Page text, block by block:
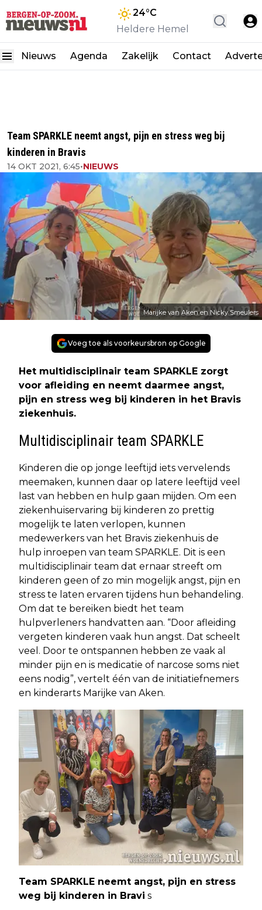
24°C
Heldere Hemel
Nieuws Agenda Zakelijk Contact
Team SPARKLE neemt angst, pijn en stress weg bij
kinderen in Bravis
14 OKT 2021, 6:45•NIEUWS
Marijke van Aken en Nicky Smeulers
Voeg toe als voorkeursbron op Google
Het multidisciplinair team SPARKLE zorgt
voor afleiding en neemt daarmee angst,
pijn en stress weg bij kinderen in het Bravis
ziekenhuis.
Multidisciplinair team SPARKLE
Kinderen die op jonge leeftijd iets vervelends
meemaken, kunnen daar op latere leeftijd veel
last van hebben en hulp gaan mijden. Om een
ziekenhuiservaring bij kinderen zo prettig
mogelijk te laten verlopen, kunnen
medewerkers van het Bravis ziekenhuis de
hulp inroepen van team SPARKLE. Dit is een
multidisciplinair team dat ernaar streeft om
kinderen geen of zo min mogelijk angst, pijn en
stress te laten ervaren tijdens hun behandeling.
Om dat te bereiken biedt het team
hulpverleners handvatten aan. “Door afleiding
vergeten kinderen vaak hun angst. Dat scheelt
veel. Door te ontspannen hebben ze vaak al
minder pijn en is medicatie of narcose soms niet
eens nodig”, vertelt één van de initiatiefnemers
en kinderarts Marijke van Aken.
Team SPARKLE neemt angst, pijn en stress
weg bij kinderen in Bravi s